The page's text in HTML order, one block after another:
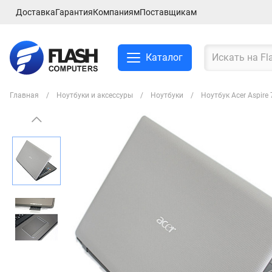
ДоставкаГарантияКомпаниямПоставщикам
Каталог
Главная Ноутбуки и аксессуры Ноутбуки Ноутбук Acer
Смартфоны и планшеты
Ноутбуки и аксессуры
Компьютеры и
комплектующие
Сетевое оборудование
ТВ, Аудио и Видео